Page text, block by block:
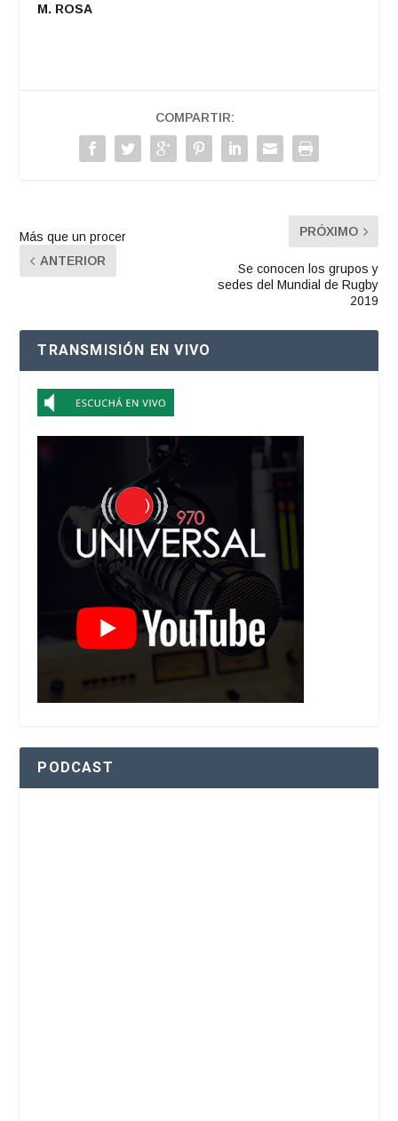
M. ROSA
COMPARTIR:
Más que un procer
ANTERIOR
PRÓXIMO
Se conocen los grupos y
sedes del Mundial de Rugby
2019
TRANSMISIÓN EN VIVO
PODCAST